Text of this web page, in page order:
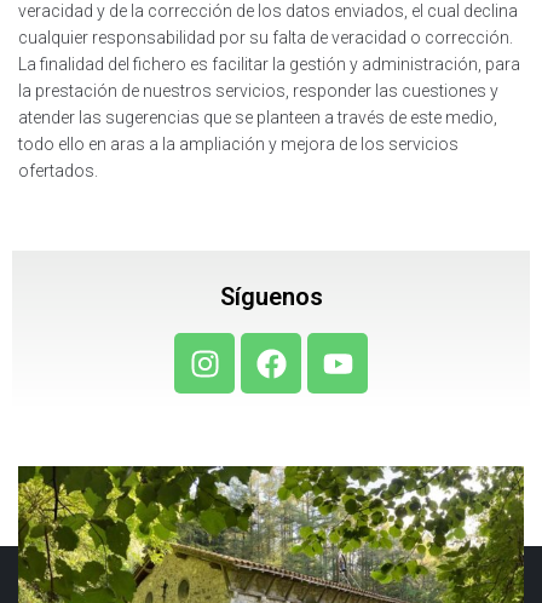
veracidad y de la corrección de los datos enviados, el cual declina
cualquier responsabilidad por su falta de veracidad o corrección.
La finalidad del fichero es facilitar la gestión y administración, para
la prestación de nuestros servicios, responder las cuestiones y
atender las sugerencias que se planteen a través de este medio,
todo ello en aras a la ampliación y mejora de los servicios
ofertados.
Síguenos